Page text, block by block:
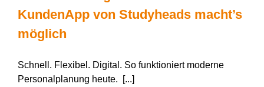
KundenApp von Studyheads macht’s
möglich
Schnell. Flexibel. Digital. So funktioniert moderne
Personalplanung heute. [...]